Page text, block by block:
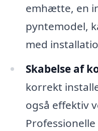
emhætte, en
pyntemodel,
med
Skabelse af
korrekt
også effektiv